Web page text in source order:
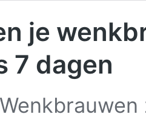
je
7 dagen